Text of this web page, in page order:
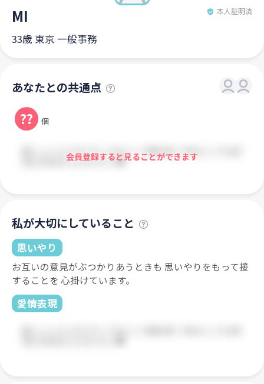
MI 本人証明済
33歳 東京 一般事務
あなたとの共通点
?? 個
会員登録すると見ることができます
私が大切にしていること
思いやり
お互いの意見がぶつかりあうときも 思いやりをもって接
することを 心掛けています。
愛情表現